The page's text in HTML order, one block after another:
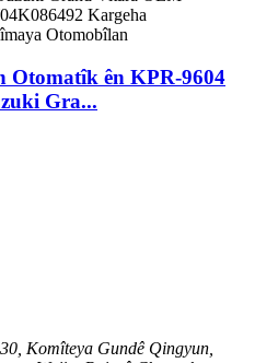
Otomatîk ên KPR-9604
Gra...
Komîteya Gundê Qingyun,